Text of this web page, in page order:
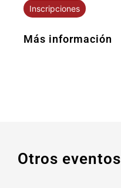
Inscripciones
Más información
Otros eventos